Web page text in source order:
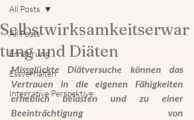
All Posts
Ernährung
Essverhalten
Integrative Perspektive
All Posts
Selbstwirksamkeitserwar
tung und Diäten
Missglückte Diätversuche können das
Vertrauen in die eigenen Fähigkeiten
erheblich belasten und zu einer
Beeinträchtigung von